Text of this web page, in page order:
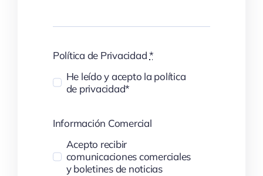
Política de Privacidad*
He leído y acepto la política
de privacidad*
Información Comercial
Acepto recibir
comunicaciones comerciales
y boletines de noticias